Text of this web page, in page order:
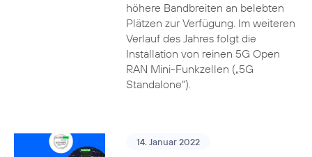
höhere Bandbreiten an belebten
Plätzen zur Verfügung. Im weiteren
Verlauf des Jahres folgt die
Installation von reinen 5G Open
RAN Mini-Funkzellen („5G
Standalone“).
14. Januar 2022